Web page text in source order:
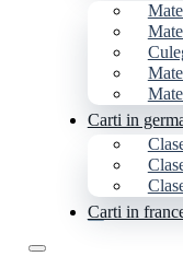
Carti in
Carti in